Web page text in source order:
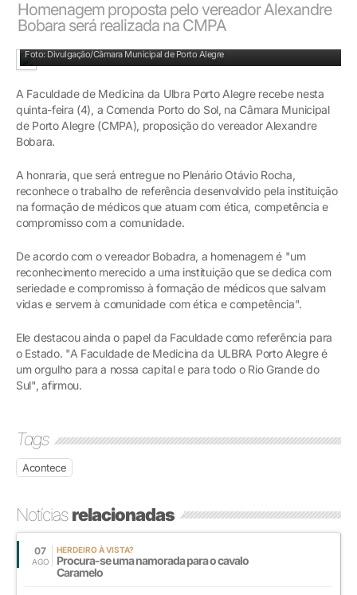
Homenagem proposta pelo vereador Alexandre
Bobara será realizada na CMPA
Foto: Divulgação/Câmara Municipal de Porto Alegre
A Faculdade de Medicina da Ulbra Porto Alegre recebe nesta
quinta-feira (4), a Comenda Porto do Sol, na Câmara Municipal
de Porto Alegre (CMPA), proposição do vereador Alexandre
Bobara.
A honraria, que será entregue no Plenário Otávio Rocha,
reconhece o trabalho de referência desenvolvido pela instituição
na formação de médicos que atuam com ética, competência e
compromisso com a comunidade.
De acordo com o vereador Bobadra, a homenagem é "um
reconhecimento merecido a uma instituição que se dedica com
seriedade e compromisso à formação de médicos que salvam
vidas e servem à comunidade com ética e competência".
Ele destacou ainda o papel da Faculdade como referência para
o Estado. "A Faculdade de Medicina da ULBRA Porto Alegre é
um orgulho para a nossa capital e para todo o Rio Grande do
Sul", afirmou.
Tags
Acontece
Notíciasrelacionadas
07
AGO
HERDEIRO À VISTA?
Procura-se uma namorada para o cavalo
Caramelo